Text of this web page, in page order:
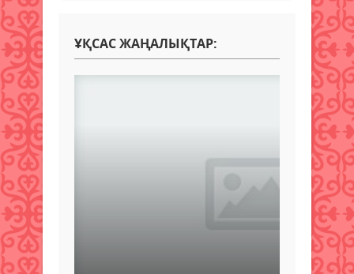
ҰҚСАС ЖАҢАЛЫҚТАР: